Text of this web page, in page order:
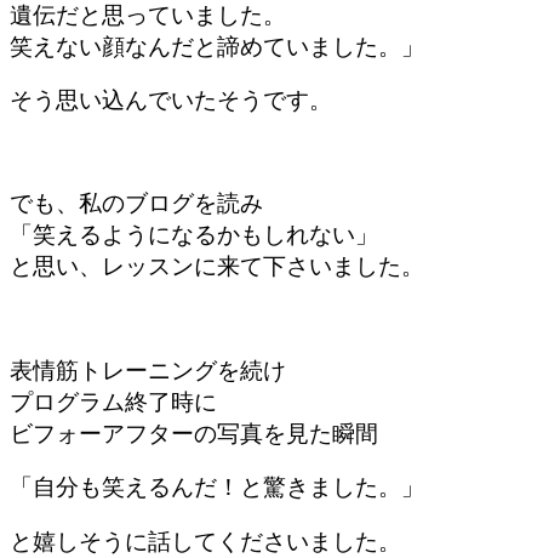
遺伝だと思っていました。
笑えない顔なんだと諦めていました。」
そう思い込んでいたそうです。
でも、私のブログを読み
「笑えるようになるかもしれない」
と思い、レッスンに来て下さいました。
表情筋トレーニングを続け
プログラム終了時に
ビフォーアフターの写真を見た瞬間
「自分も笑えるんだ！と驚きました。」
と嬉しそうに話してくださいました。